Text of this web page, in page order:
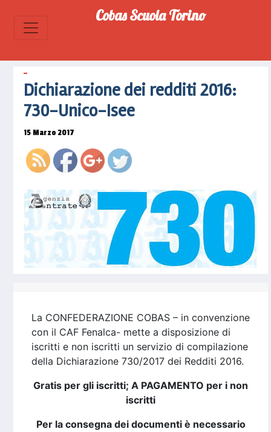
Cobas Scuola Torino
Dichiarazione dei redditi 2016:
730-Unico-Isee
15 Marzo 2017
2015-
730-
unico-
La CONFEDERAZIONE COBAS – in convenzione
con il CAF Fenalca- mette a disposizione di
iscritti e non iscritti un servizio di compilazione
della Dichiarazione 730/2017 dei Redditi 2016.
Gratis per gli iscritti; A PAGAMENTO per i non
iscritti
Per la consegna dei documenti è necessario